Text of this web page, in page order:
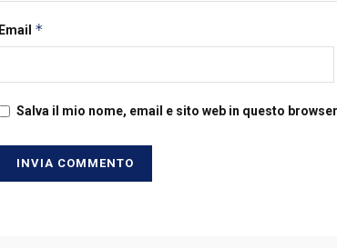
Email *
Salva il mio nome, email e sito web in questo